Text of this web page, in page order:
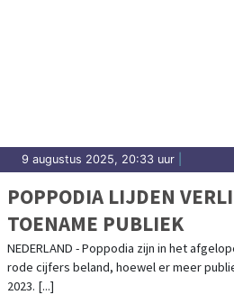
9 augustus 2025, 20:33 uur
POPPODIA LIJDEN
TOENAME PUBLIEK
NEDERLAND - Poppodia zijn in het
rode cijfers beland, hoewel er meer
2023. [...]